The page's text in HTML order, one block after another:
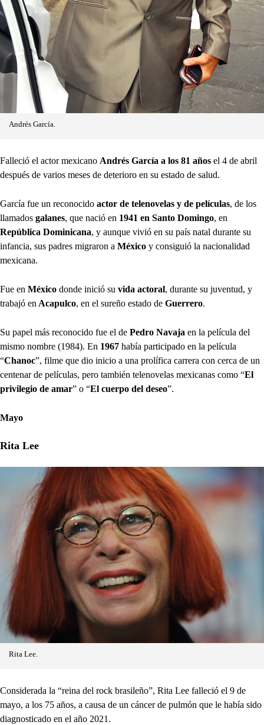
Andrés García.
Falleció el actor mexicano Andrés García a los 81 años el 4 de abril
después de varios meses de deterioro en su estado de salud.
García fue un reconocido actor de telenovelas y de películas, de los
llamados galanes, que nació en 1941 en Santo Domingo, en
República Dominicana, y aunque vivió en su país natal durante su
infancia, sus padres migraron a México y consiguió la nacionalidad
mexicana.
Fue en México donde inició su vida actoral, durante su juventud, y
trabajó en Acapulco, en el sureño estado de Guerrero.
Su papel más reconocido fue el de Pedro Navaja en la película del
mismo nombre (1984). En 1967 había participado en la película
“Chanoc”, filme que dio inicio a una prolífica carrera con cerca de un
centenar de películas, pero también telenovelas mexicanas como “El
privilegio de amar” o “El cuerpo del deseo”.
Mayo
Rita Lee
Rita Lee.
Considerada la “reina del rock brasileño”, Rita Lee falleció el 9 de
mayo, a los 75 años, a causa de un cáncer de pulmón que le había sido
diagnosticado en el año 2021.